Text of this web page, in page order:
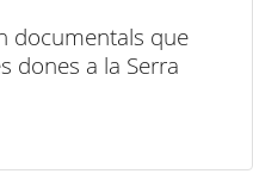
documentals que
dones a la Serra